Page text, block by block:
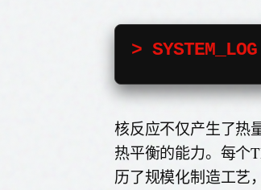
> SYSTEM_LOG
核反应不仅产生了热
热平衡的能力。每
历了规模化制造工艺